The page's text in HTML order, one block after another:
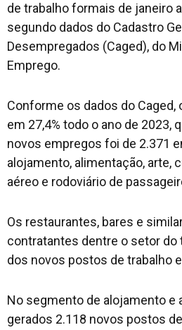
de trabalho formais de janeiro
segundo dados do Cadastro
Desempregados (Caged), do
Emprego.
Conforme os dados do Caged,
em 27,4% todo o ano de 2023,
novos empregos foi de 2.371
alojamento, alimentação, arte,
aéreo e rodoviário de
Os restaurantes, bares e
contratantes dentre o setor do
dos novos postos de trabalho
No segmento de alojamento e
gerados 2.118 novos postos